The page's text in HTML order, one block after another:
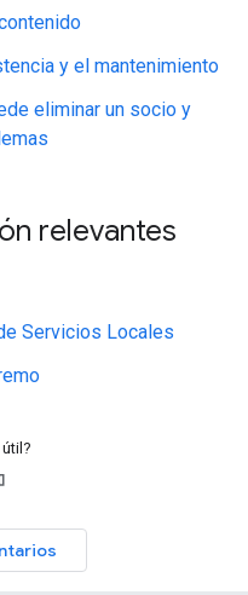
y el mantenimiento
eliminar un socio y
relevantes
Servicios Locales
útil?